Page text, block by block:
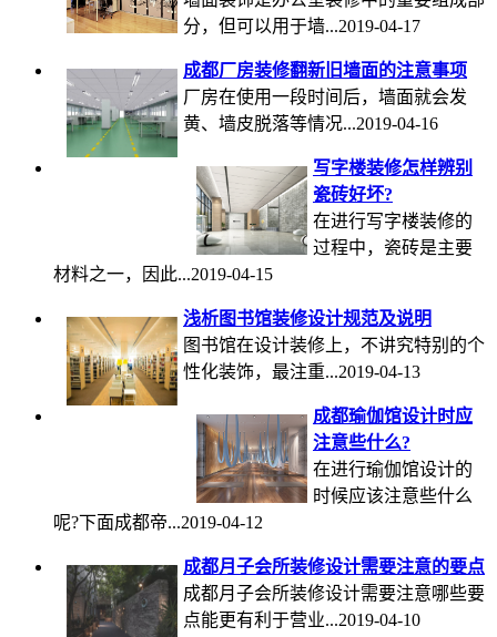
分，但可以用于墙...2019-04-17
成都厂房装修翻新旧墙面的注意事项
厂房在使用一段时间后，墙面就会发
黄、墙皮脱落等情况...2019-04-16
写字楼装修怎样辨别
瓷砖好坏?
在进行写字楼装修的
过程中，瓷砖是主要
材料之一，因此...2019-04-15
浅析图书馆装修设计规范及说明
图书馆在设计装修上，不讲究特别的个
性化装饰，最注重...2019-04-13
成都瑜伽馆设计时应
注意些什么?
在进行瑜伽馆设计的
时候应该注意些什么
呢?下面成都帝...2019-04-12
成都月子会所装修设计需要注意的要点
成都月子会所装修设计需要注意哪些要
点能更有利于营业...2019-04-10